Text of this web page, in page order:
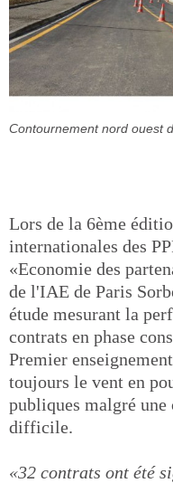
Contournement nord ouest
Lors de la 6ème
internationales des
«Economie des
de l'IAE de Paris
étude mesurant la
contrats en phase
Premier
toujours le vent en
publiques malgré
difficile.
«32 contrats ont été